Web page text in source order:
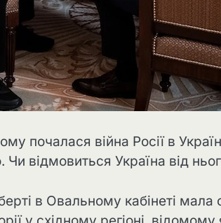
почалася війна Росії в
відмовиться Україна від
в Овальному кабінеті мала